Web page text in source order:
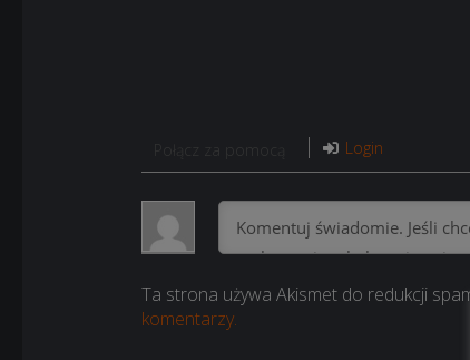
Login
Ta strona używa Akismet do redukcji
komentarzy.